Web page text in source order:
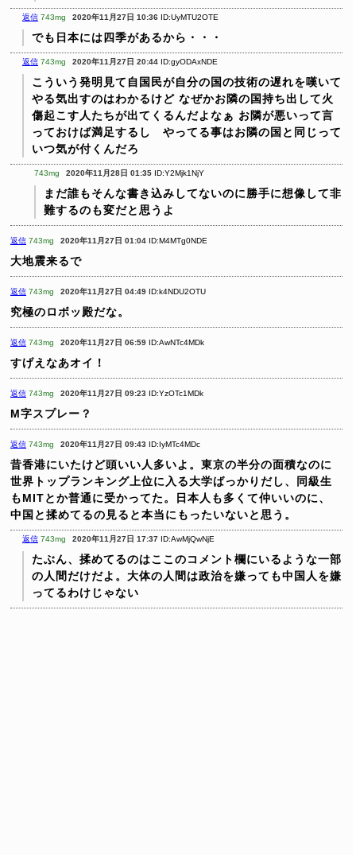
返信 743mg 2020年11月27日 10:36 ID:UyMTU2OTE
でも日本には四季があるから・・・
返信 743mg 2020年11月27日 20:44 ID:gyODAxNDE
こういう発明見て自国民が自分の国の技術の遅れを嘆いて
やる気出すのはわかるけど なぜかお隣の国持ち出して火
傷起こす人たちが出てくるんだよなぁ お隣が悪いって言
っておけば満足するし やってる事はお隣の国と同じって
いつ気が付くんだろ
743mg 2020年11月28日 01:35 ID:Y2Mjk1NjY
まだ誰もそんな書き込みしてないのに勝手に想像して非
難するのも変だと思うよ
返信 743mg 2020年11月27日 01:04 ID:M4MTg0NDE
大地震来るで
返信 743mg 2020年11月27日 04:49 ID:k4NDU2OTU
究極のロボッ殿だな。
返信 743mg 2020年11月27日 06:59 ID:AwNTc4MDk
すげえなあオイ！
返信 743mg 2020年11月27日 09:23 ID:YzOTc1MDk
M字スプレー？
返信 743mg 2020年11月27日 09:43 ID:IyMTc4MDc
昔香港にいたけど頭いい人多いよ。東京の半分の面積なのに
世界トップランキング上位に入る大学ばっかりだし、同級生
もMITとか普通に受かってた。日本人も多くて仲いいのに、
中国と揉めてるの見ると本当にもったいないと思う。
返信 743mg 2020年11月27日 17:37 ID:AwMjQwNjE
たぶん、揉めてるのはここのコメント欄にいるような一部
の人間だけだよ。大体の人間は政治を嫌っても中国人を嫌
ってるわけじゃない